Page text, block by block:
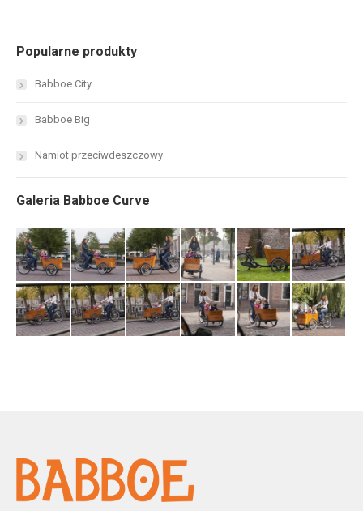
Popularne produkty
Babboe City
Babboe Big
Namiot przeciwdeszczowy
Galeria Babboe Curve